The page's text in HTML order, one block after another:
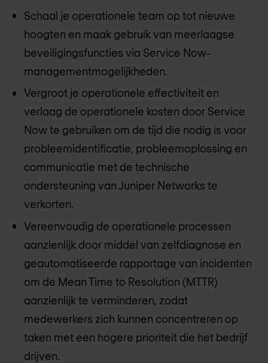
Schaal je operationele team op tot nieuwe
hoogten en maak gebruik van meerlaagse
beveiligingsfuncties via Service Now-
managementmogelijkheden.
Vergroot je operationele effectiviteit en
verlaag de operationele kosten door Service
Now te gebruiken om de tijd die nodig is voor
probleemidentificatie, probleemoplossing en
communicatie met de technische
ondersteuning van Juniper Networks te
verkorten.
Vereenvoudig de operationele processen
aanzienlijk door middel van zelfdiagnose en
geautomatiseerde rapportage van incidenten
om de Mean Time to Resolution (MTTR)
aanzienlijk te verminderen, zodat
medewerkers zich kunnen concentreren op
taken met een hogere prioriteit die het bedrijf
drijven.